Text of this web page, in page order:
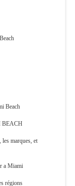
Beach
BEACH
marques, et
a Miami
régions